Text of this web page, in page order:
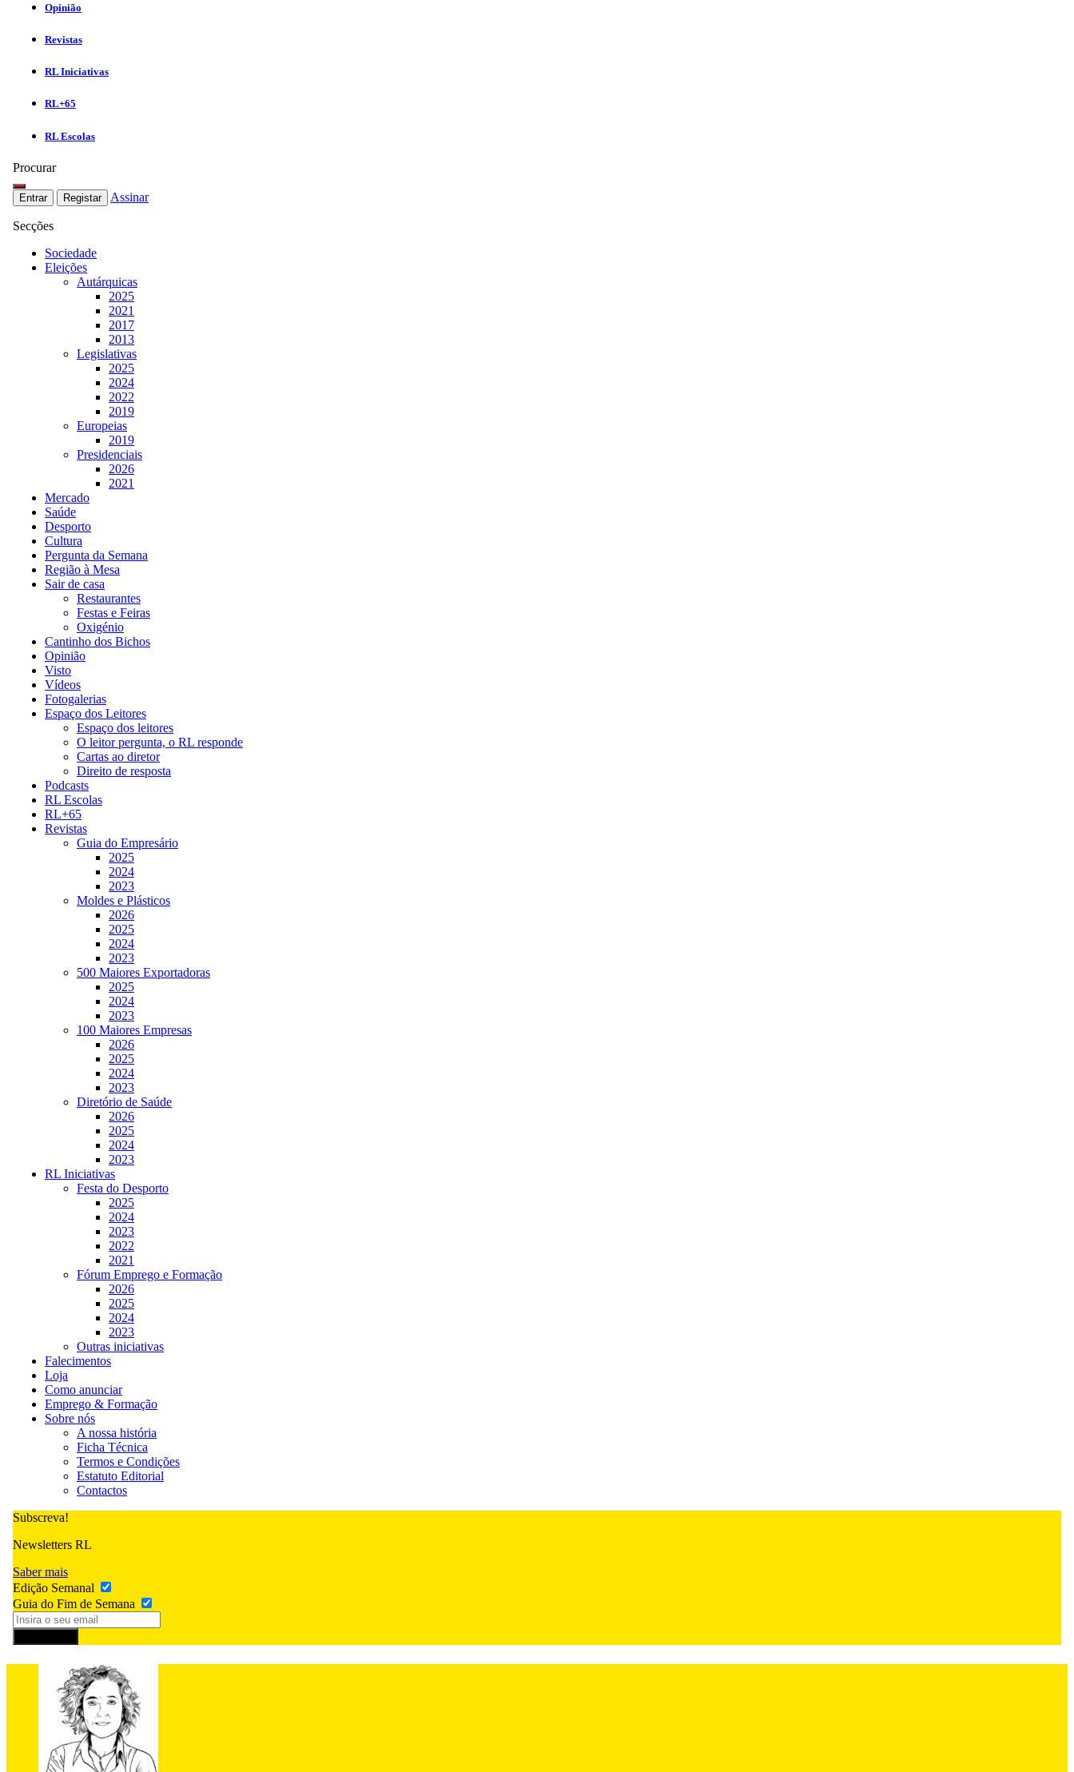
Opinião
Revistas
RL Iniciativas
RL+65
RL Escolas
Procurar
Entrar Registar Assinar
Secções
Sociedade
Eleições
Autárquicas
2025
2021
2017
2013
Legislativas
2025
2024
2022
2019
Europeias
2019
Presidenciais
2026
2021
Mercado
Saúde
Desporto
Cultura
Pergunta da Semana
Região à Mesa
Sair de casa
Restaurantes
Festas e Feiras
Oxigénio
Cantinho dos Bichos
Opinião
Visto
Vídeos
Fotogalerias
Espaço dos Leitores
Espaço dos leitores
O leitor pergunta, o RL responde
Cartas ao diretor
Direito de resposta
Podcasts
RL Escolas
RL+65
Revistas
Guia do Empresário
2025
2024
2023
Moldes e Plásticos
2026
2025
2024
2023
500 Maiores Exportadoras
2025
2024
2023
100 Maiores Empresas
2026
2025
2024
2023
Diretório de Saúde
2026
2025
2024
2023
RL Iniciativas
Festa do Desporto
2025
2024
2023
2022
2021
Fórum Emprego e Formação
2026
2025
2024
2023
Outras iniciativas
Falecimentos
Loja
Como anunciar
Emprego & Formação
Sobre nós
A nossa história
Ficha Técnica
Termos e Condições
Estatuto Editorial
Contactos
Subscreva!
Newsletters RL
Saber mais
Edição Semanal
Guia do Fim de Semana